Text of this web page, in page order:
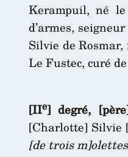
Kerampuil, né
d’armes,
Silvie de
Le Fustec, curé
[IIe] degré,
[Charlotte] Silvie
[de trois